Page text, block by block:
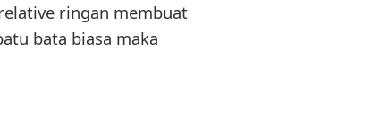
ringan membuat
bata biasa maka